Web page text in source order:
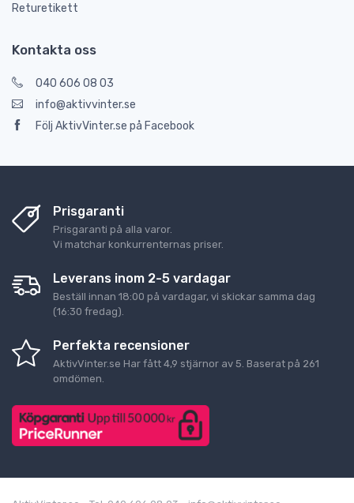
Returetikett
Kontakta oss
040 606 08 03
info@aktivvinter.se
Följ AktivVinter.se på Facebook
Prisgaranti
Prisgaranti på alla varor.
Vi matchar konkurrenternas priser.
Leverans inom 2-5 vardagar
Beställ innan 18:00 på vardagar, vi skickar samma dag
(16:30 fredag).
Perfekta recensioner
AktivVinter.se Har fått 4,9 stjärnor av 5 . Baserat på 261
omdömen.